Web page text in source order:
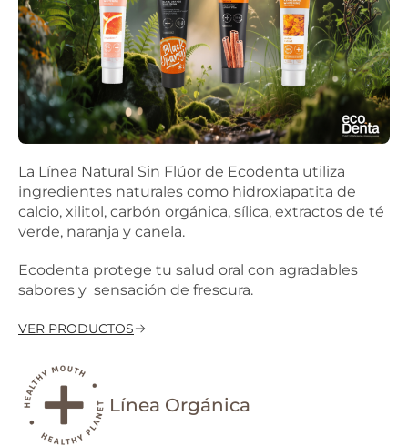
La Línea Natural Sin Flúor de Ecodenta utiliza
ingredientes naturales como hidroxiapatita de
calcio, xilitol, carbón orgánica, sílica, extractos de té
verde, naranja y canela.
Ecodenta protege tu salud oral con agradables
sabores y sensación de frescura.
VER PRODUCTOS
Línea Orgánica